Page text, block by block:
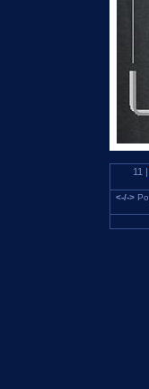
11 |
<-/->